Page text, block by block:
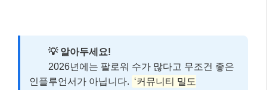
💡 알아두세요!
2026년에는 팔로워 수가 많다고 무조건 좋은
인플루언서가 아닙니다. ‘커뮤니티 밀도